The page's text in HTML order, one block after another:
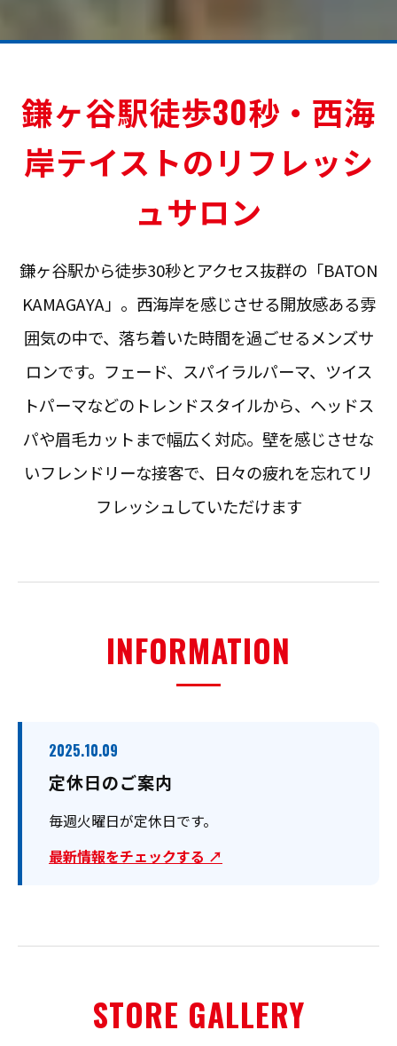
鎌ヶ谷駅徒歩30秒・西海
岸テイストのリフレッシ
ュサロン
鎌ヶ谷駅から徒歩30秒とアクセス抜群の「BATON
KAMAGAYA」。西海岸を感じさせる開放感ある雰
囲気の中で、落ち着いた時間を過ごせるメンズサ
ロンです。フェード、スパイラルパーマ、ツイス
トパーマなどのトレンドスタイルから、ヘッドス
パや眉毛カットまで幅広く対応。壁を感じさせな
いフレンドリーな接客で、日々の疲れを忘れてリ
フレッシュしていただけます
INFORMATION
2025.10.09
定休日のご案内
毎週火曜日が定休日です。
最新情報をチェックする ↗
STORE GALLERY